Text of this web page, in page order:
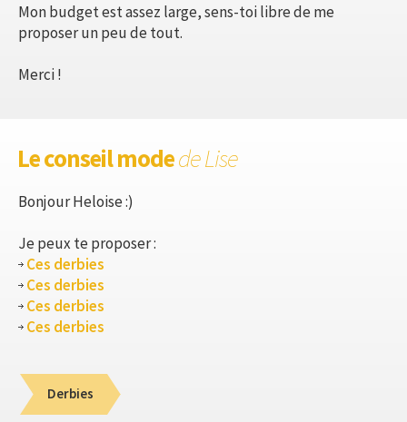
Mon budget est assez large, sens-toi libre de me
proposer un peu de tout.
Merci !
Le conseil modede Lise
Bonjour Heloise :)
Je peux te proposer :
Ces derbies
Ces derbies
Ces derbies
Ces derbies
Derbies